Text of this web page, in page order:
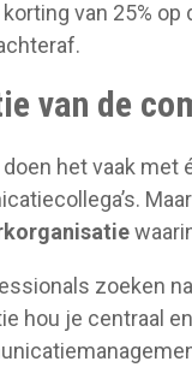
van 25%
van de
het vaak
zoeken
hou je centraal